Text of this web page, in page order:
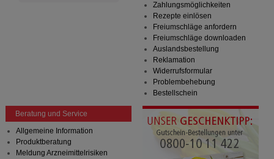
Zahlungsmöglichkeiten
Rezepte einlösen
Freiumschläge anfordern
Freiumschläge downloaden
Auslandsbestellung
Reklamation
Widerrufsformular
Problembehebung
Bestellschein
Beratung und Service
Allgemeine Information
Produktberatung
Meldung Arzneimittelrisiken